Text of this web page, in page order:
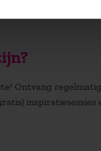
Ontvang
inspiratiesessies